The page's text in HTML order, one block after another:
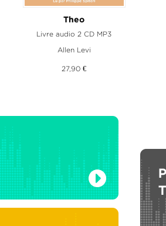
Theo
Livre audio 2 CD MP3
Allen Levi
27,90 €
Quand sort la recluse - Prix Audiolib 2018
Livre audio 1 CD MP3
Fred Vargas
25,20 €